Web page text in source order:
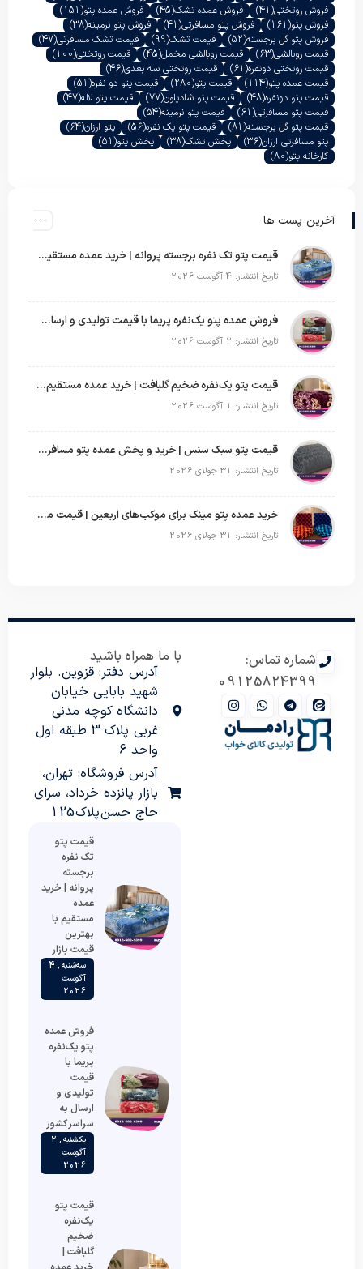
فروش روتختی(41) فروش عمده تشک(45) فروش عمده پتو(151)
فروش پتو(161) فروش پتو مسافرتی(41) فروش پتو نرمینه(38)
فروش پتو گل برجسته(52) قیمت تشک(99) قیمت تشک مسافرتی(47)
قیمت روبالشی(63) قیمت روبالشی مخمل(45) قیمت روتختی(100)
قیمت روتختی دونفره(61) قیمت روتختی سه بعدی(46)
قیمت عمده پتو(114) قیمت پتو(280) قیمت پتو دو نفره(51)
قیمت پتو دونفره(48) قیمت پتو شادیلون(77) قیمت پتو لاله(47)
قیمت پتو مسافرتی(61) قیمت پتو نرمینه(54)
قیمت پتو گل برجسته(81) قیمت پتو یک نفره(56) پتو ارزان(64)
پتو مسافرتی ارزان(36) پخش تشک(38) پخش پتو(51)
کارخانه پتو(80)
آخرین پست ها
قیمت پتو تک نفره برجسته پروانه | خرید عمده مستقیم با بهترین قیمت بازار
تاریخ انتشار: 4 آگوست 2026
فروش عمده پتو یک‌نفره پریما با قیمت تولیدی و ارسال به سراسر کشور
تاریخ انتشار: 2 آگوست 2026
قیمت پتو یک‌نفره ضخیم گلبافت | خرید عمده مستقیم با بهترین قیمت
تاریخ انتشار: 1 آگوست 2026
قیمت پتو سبک سنس | خرید و پخش عمده پتو مسافرتی Sense
تاریخ انتشار: 31 جولای 2026
خرید عمده پتو مینک برای موکب‌های اربعین | قیمت مناسب و ارسال سریع
تاریخ انتشار: 31 جولای 2026
شماره تماس:
09125824399
با ما همراه باشید
آدرس دفتر: قزوین. بلوار
شهید بابایی خیابان
دانشگاه کوچه مدنی
غربی پلاک 3 طبقه اول
واحد 6
آدرس فروشگاه: تهران،
بازار پانزده خرداد، سرای
حاج حسن پلاک 125
قیمت پتو
تک نفره
برجسته
پروانه | خرید
عمده
مستقیم با
بهترین
قیمت بازار
سه‌شنبه , 4
آگوست
2026
فروش عمده
پتو یک‌نفره
پریما با
قیمت
تولیدی و
ارسال به
سراسر کشور
یکشنبه , 2
آگوست
2026
قیمت پتو
یک‌نفره
ضخیم
گلبافت |